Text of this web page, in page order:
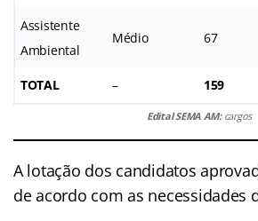
Assistente
Ambiental
Médio 67
TOTAL – 159
Edital SEMA AM:cargos
A lotação dos candidatos
de acordo com as necessidades